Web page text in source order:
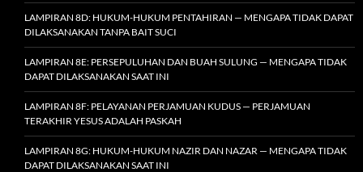
LAMPIRAN 8D: HUKUM-HUKUM PENTAHIRAN — MENGAPA TIDAK DAPAT
DILAKSANAKAN TANPA BAIT SUCI
LAMPIRAN 8E: PERSEPULUHAN DAN BUAH SULUNG — MENGAPA TIDAK
DAPAT DILAKSANAKAN SAAT INI
LAMPIRAN 8F: PELAYANAN PERJAMUAN KUDUS — PERJAMUAN
TERAKHIR YESUS ADALAH PASKAH
LAMPIRAN 8G: HUKUM-HUKUM NAZIR DAN NAZAR — MENGAPA TIDAK
DAPAT DILAKSANAKAN SAAT INI